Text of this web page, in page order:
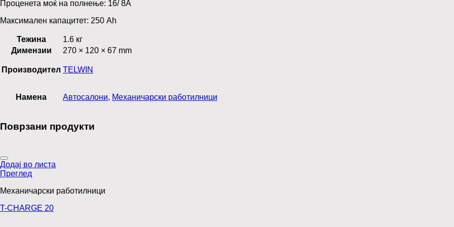
Проценета моќ на полнење: 16/ 8А
Максимален капацитет: 250 Ah
Тежина
1.6 кг
Димензии
270 × 120 × 67 mm
Производител TELWIN
Намена Автосалони, Механичарски работилници
Поврзани продукти
Додај во листа
Преглед
Механичарски работилници
T-CHARGE 20